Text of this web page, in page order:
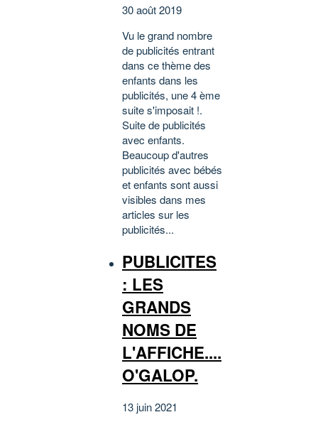
30 août 2019
Vu le grand nombre
de publicités entrant
dans ce thème des
enfants dans les
publicités, une 4 ème
suite s'imposait !.
Suite de publicités
avec enfants.
Beaucoup d'autres
publicités avec bébés
et enfants sont aussi
visibles dans mes
articles sur les
publicités...
PUBLICITES
: LES
GRANDS
NOMS DE
L'AFFICHE....
O'GALOP.
13 juin 2021